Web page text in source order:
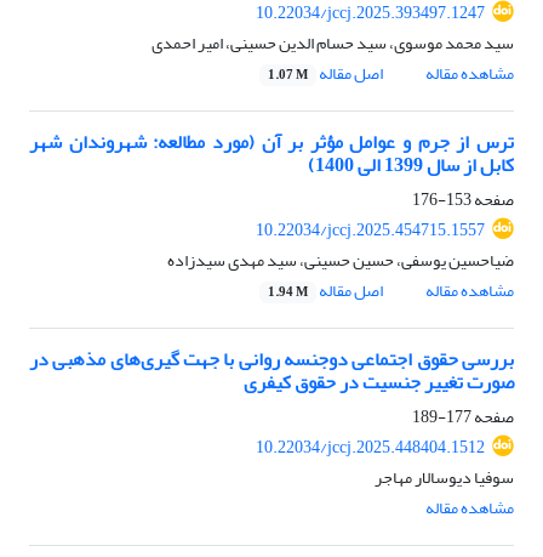
10.22034/jccj.2025.393497.1247
سید محمد موسوی، سید حسام الدین حسینی، امیر احمدی
مشاهده مقاله
اصل مقاله 1.07 M
ترس از جرم و عوامل مؤثر بر آن (مورد مطالعه: شهروندان شهر
کابل از سال 1399 الی 1400)
صفحه153-176
10.22034/jccj.2025.454715.1557
ضیاحسین یوسفی، حسین حسینی، سید مهدی سیدزاده
مشاهده مقاله
اصل مقاله 1.94 M
بررسی حقوق اجتماعی دوجنسه روانی با جهت گیری‌های مذهبی در
صورت تغییر جنسیت در حقوق کیفری
صفحه177-189
10.22034/jccj.2025.448404.1512
سوفیا دیوسالار مهاجر
مشاهده مقاله